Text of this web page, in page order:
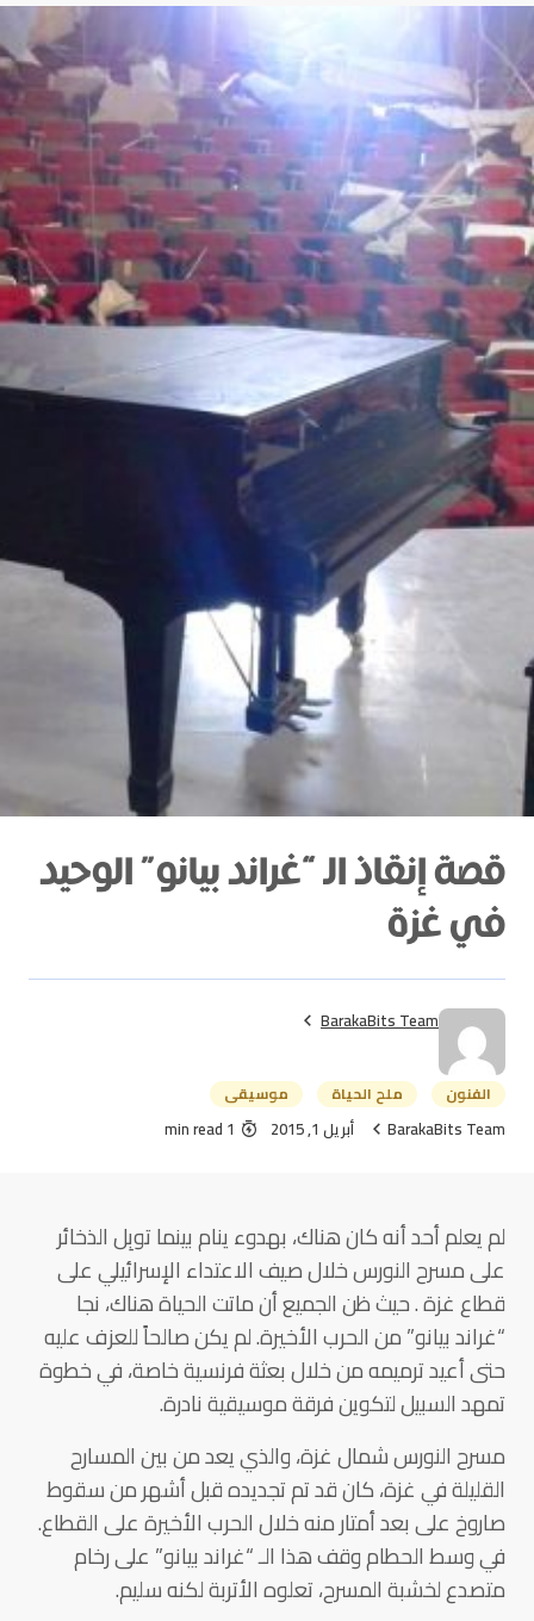
قصة إنقاذ الـ “غراند بيانو” الوحيد
في غزة
BarakaBits Team
الفنون ملح الحياة موسيقى
BarakaBits Team أبريل 1, 2015 1 min read
لم يعلم أحد أنه كان هناك، بهدوء ينام بينما توبِل الذخائر
على مسرح النورس خلال صيف الاعتداء الإسرائيلي على
قطاع غزة . حيث ظن الجميع أن ماتت الحياة هناك، نجا
“غراند بيانو” من الحرب الأخيرة. لم يكن صالحاً للعزف عليه
حتى أعيد ترميمه من خلال بعثة فرنسية خاصة، في خطوة
تمهد السبيل لتكوين فرقة موسيقية نادرة.
مسرح النورس شمال غزة، والذي يعد من بين المسارح
القليلة في غزة، كان قد تم تجديده قبل أشهر من سقوط
صاروخ على بعد أمتار منه خلال الحرب الأخيرة على القطاع.
في وسط الحطام وقف هذا الـ “غراند بيانو” على رخام
متصدع لخشبة المسرح، تعلوه الأتربة لكنه سليم.